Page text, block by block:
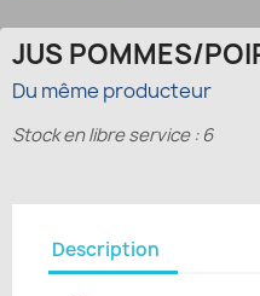
JUS POMMES/
Du même producteur
Stock en libre service : 6
Description